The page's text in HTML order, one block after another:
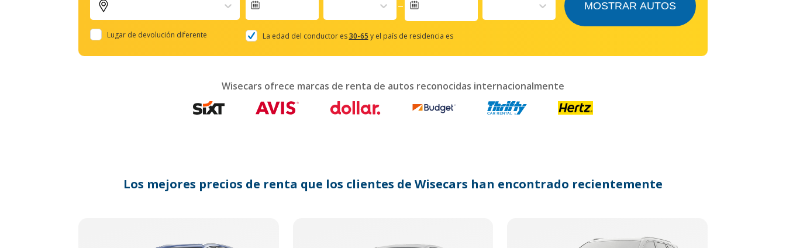
Lugar de devolución diferente
to
calendar
select
a
key
La edad del conductor es30-65 y el país de residencia es
MOSTRAR AUTOS
Wisecars ofrece marcas de renta de autos reconocidas internacionalmente
Los mejores precios de renta que los clientes de Wisecars han encontrado recientemente